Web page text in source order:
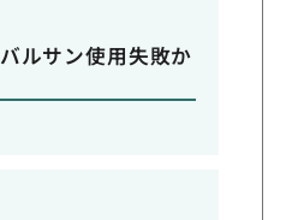
ルサン使用失敗か